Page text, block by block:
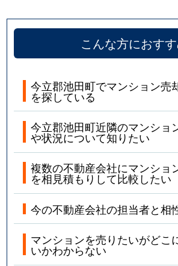
こんな方におす
今立郡池田町でマンション売
を探している
今立郡池田町近隣のマンショ
や状況について知りたい
複数の不動産会社にマンショ
を相見積もりして比較したい
今の不動産会社の担当者と相
マンションを売りたいがどこ
いかわからない